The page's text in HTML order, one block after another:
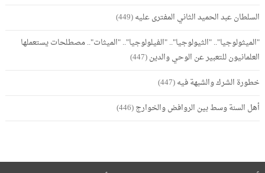
السلطان عبد الحميد الثاني المفترى عليه(449)
"الميثولوجيا".. "الثيولوجيا".. "الفيلولوجيا".. "الميثات".. مصطلحات يستعملها
العلمانيون للتعبير عن الوحي والدين(447)
خطورة الشرك والشبهة فيه(447)
أهل السنة وسط بين الروافض والخوارج(446)